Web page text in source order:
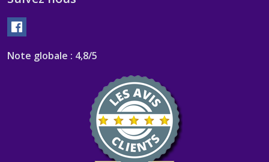
Note globale : 4,8/5